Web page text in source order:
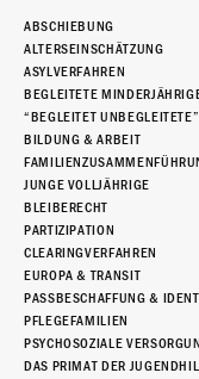
ABSCHIEBUNG
ALTERSEINSCHÄTZUNG
ASYLVERFAHREN
BEGLEITETE
“BEGLEITET UNBEGLEITETE”
BILDUNG & ARBEIT
JUNGE VOLLJÄHRIGE
BLEIBERECHT
PARTIZIPATION
CLEARINGVERFAHREN
EUROPA & TRANSIT
PASSBESCHAFFUNG &
PFLEGEFAMILIEN
PSYCHOSOZIALE
DAS PRIMAT DER